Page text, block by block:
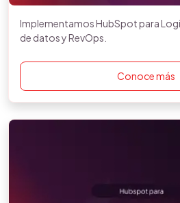
Implementamos HubSpot para
de datos y RevOps.
Conoce más